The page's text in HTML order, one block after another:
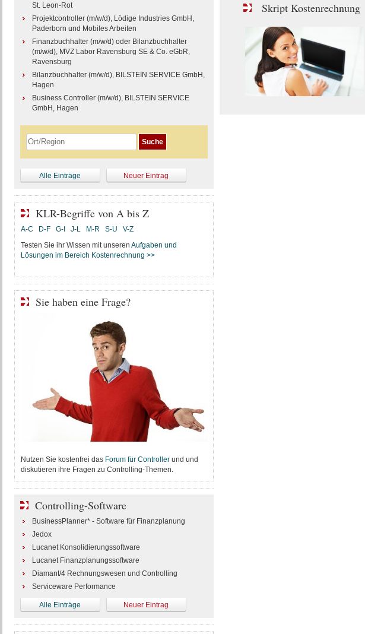
Skript Kostenrechnung
St. Leon-Rot
Projektcontroller (m/w/d), Lödige Industries GmbH,
Paderborn und Mobiles Arbeiten
Finanzbuchhalter (m/w/d) oder Bilanzbuchhalter
(m/w/d), MVZ Labor Ravensburg SE & Co. eGbR,
Ravensburg
Bilanzbuchhalter (m/w/d), BILSTEIN SERVICE GmbH,
Hagen
Business Controller (m/w/d), BILSTEIN SERVICE
GmbH, Hagen
Alle Einträge Neuer Eintrag
KLR-Begriffe von A bis Z
A-C D-F G-I J-L M-R S-U
V-Z
Testen Sie ihr Wissen mit unseren Aufgaben und
Lösungen im Bereich Kostenrechnung >>
Sie haben eine Frage?
Nutzen Sie kostenfrei das Forum für Controllerund und
diskutieren ihre Fragen zu Controlling-Themen.
Controlling-Software
BusinessPlanner* - Software für Finanzplanung
Jedox
Lucanet Konsolidierungssoftware
Lucanet Finanzplanungssoftware
Diamant/4 Rechnungswesen und Controlling
Serviceware Performance
Alle Einträge Neuer Eintrag